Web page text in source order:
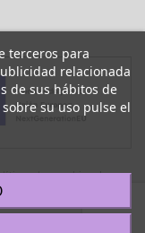
terceros para
relacionada
de sus hábitos de
su uso pulse el
de cookies|